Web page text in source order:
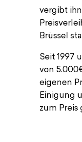
Yasmine
vergibt
Brüssel
Seit 1997
von
eigenen
Einigung
zum Preis